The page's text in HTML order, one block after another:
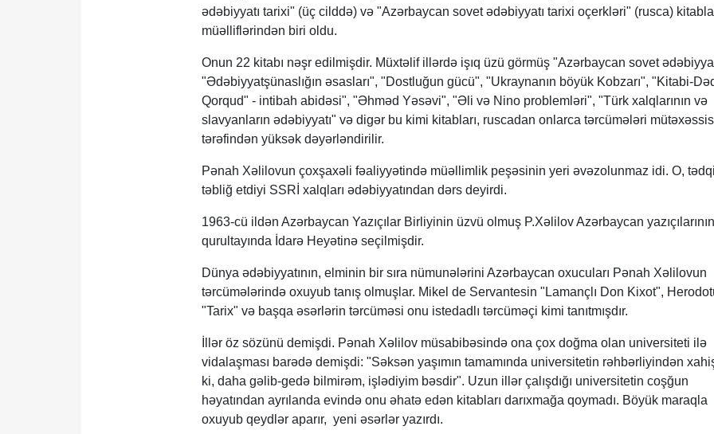
ədəbiyyatı tarixi" (üç cilddə) və "Azərbaycan sovet ədəbiyyatı tarixi oçerkləri" (rusca)
müəlliflərindən biri oldu.
Onun 22 kitabı nəşr edilmişdir. Müxtəlif illərdə işıq üzü görmüş "Azərbaycan sovet
"Ədəbiyyatşünaslığın əsasları", "Dostluğun gücü", "Ukraynanın böyük Kobzarı", "Kitabi-
Qorqud" - intibah abidəsi", "Əhməd Yəsəvi", "Əli və Nino problemləri", "Türk xalqlarının və
slavyanların ədəbiyyatı" və digər bu kimi kitabları, ruscadan onlarca tərcümələri
tərəfindən yüksək dəyərləndirilir.
Pənah Xəlilovun çoxşaxəli fəaliyyətində müəllimlik peşəsinin yeri əvəzolunmaz idi. O,
təbliğ etdiyi SSRİ xalqları ədəbiyyatından dərs deyirdi.
1963-cü ildən Azərbaycan Yazıçılar Birliyinin üzvü olmuş P.Xəlilov Azərbaycan
qurultayında İdarə Heyətinə seçilmişdir.
Dünya ədəbiyyatının, elminin bir sıra nümunələrini Azərbaycan oxucuları Pənah Xəlilovun
tərcümələrində oxuyub tanış olmuşlar. Mikel de Servantesin "Lamançlı Don Kixot",
"Tarix" və başqa əsərlərin tərcüməsi onu istedadlı tərcüməçi kimi tanıtmışdır.
İllər öz sözünü demişdi. Pənah Xəlilov müsabibəsində ona çox doğma olan universiteti ilə
vidalaşması barədə demişdi: "Səksən yaşımın tamamında universitetin rəhbərliyindən
ki, daha gəlib-gedə bilmirəm, işlədiyim bəsdir". Uzun illər çalışdığı universitetin coşğun
həyatından ayrılanda evində onu əhatə edən kitabları darıxmağa qoymadı. Böyük maraqla
oxuyub qeydlər aparır, yeni əsərlər yazırdı.